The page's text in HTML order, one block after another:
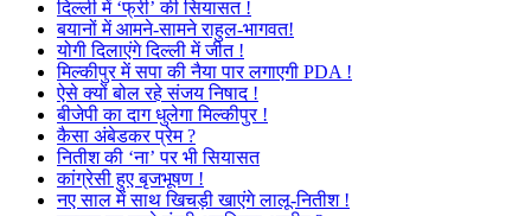
दिल्ली में ‘फ्री’ की सियासत !
बयानों में आमने-सामने राहुल-भागवत!
योगी दिलाएंगे दिल्ली में जीत !
मिल्कीपुर में सपा की नैया पार लगाएगी PDA !
ऐसे क्यों बोल रहे संजय निषाद !
बीजेपी का दाग धुलेगा मिल्कीपुर !
कैसा अंबेडकर प्रेम ?
नितीश की ‘ना’ पर भी सियासत
कांग्रेसी हुए बृजभूषण !
नए साल में साथ खिचड़ी खाएंगे लालू-नितीश !